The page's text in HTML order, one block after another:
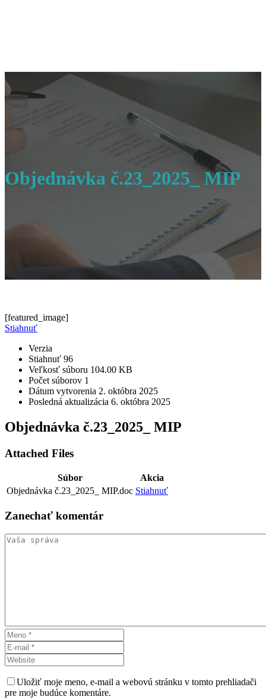
Objednávka č.23_2025_ MIP
[featured_image]
Stiahnuť
Verzia
Stiahnuť 96
Veľkosť súboru 104.00 KB
Počet súborov 1
Dátum vytvorenia 2. októbra 2025
Posledná aktualizácia 6. októbra 2025
Objednávka č.23_2025_ MIP
Attached Files
Súbor
Akcia
Objednávka č.23_2025_ MIP.doc Stiahnuť
Zanechať komentár
Uložiť moje meno, e-mail a webovú stránku v tomto prehliadači
pre moje budúce komentáre.